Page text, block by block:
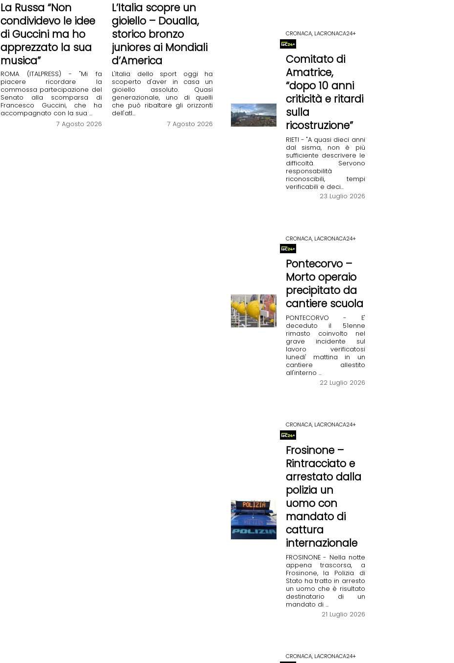
La Russa “Non
condividevo le idee
di Guccini ma ho
apprezzato la sua
musica”
ROMA (ITALPRESS) - "Mi fa
piacere ricordare la
commossa partecipazione del
Senato alla scomparsa di
Francesco Guccini, che ha
accompagnato con la sua ...
7 Agosto 2026
L’Italia scopre un
gioiello – Doualla,
storico bronzo
juniores ai Mondiali
d’America
L'Italia dello sport oggi ha
scoperto d'aver in casa un
gioiello assoluto. Quasi
generazionale, uno di quelli
che può ribaltare gli orizzonti
dell'atl...
7 Agosto 2026
CRONACA, LACRONACA24+
Comitato di
Amatrice,
“dopo 10 anni
criticità e ritardi
sulla
ricostruzione”
RIETI - "A quasi dieci anni
dal sisma, non è più
sufficiente descrivere le
difficoltà. Servono
responsabilità
riconoscibili, tempi
verificabili e deci...
23 Luglio 2026
CRONACA, LACRONACA24+
Pontecorvo –
Morto operaio
precipitato da
cantiere scuola
PONTECORVO - E'
deceduto il 51enne
rimasto coinvolto nel
grave incidente sul
lavoro verificatosi
lunedi' mattina in un
cantiere allestito
all'interno ...
22 Luglio 2026
CRONACA, LACRONACA24+
Frosinone –
Rintracciato e
arrestato dalla
polizia un
uomo con
mandato di
cattura
internazionale
FROSINONE - Nella notte
appena trascorsa, a
Frosinone, la Polizia di
Stato ha tratto in arresto
un uomo che è risultato
destinatario di un
mandato di ...
21 Luglio 2026
CRONACA, LACRONACA24+